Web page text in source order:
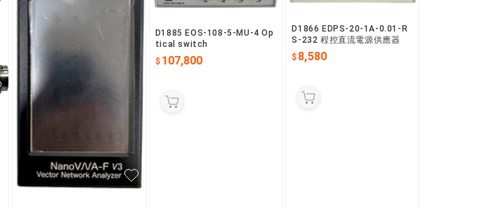
D1885 EOS-108-5-MU-4 Op
tical switch
107,800
D1866 EDPS-20-1A-0.01-R
S-232 程控直流電源供應器
8,580